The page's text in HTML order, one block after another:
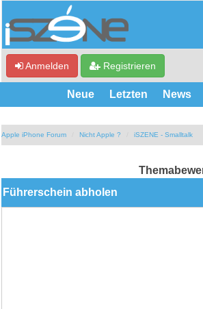
Anmelden Registrieren
Neue Letzten News
Apple iPhone Forum Nicht Apple ? iSZENE - Smalltalk
Führerschein abholen